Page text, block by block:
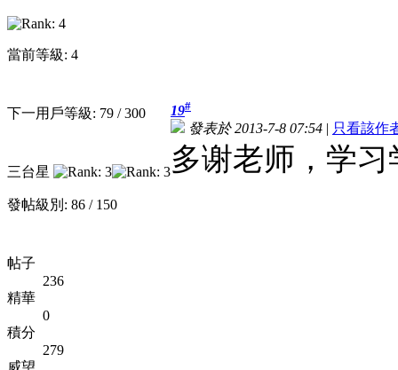
當前等級: 4
下一用戶等級: 79 / 300
三台星
發帖級別: 86 / 150
帖子
236
精華
0
積分
279
威望
19#
發表於 2013-7-8 07:54 | 只看該作
多谢老师，学习